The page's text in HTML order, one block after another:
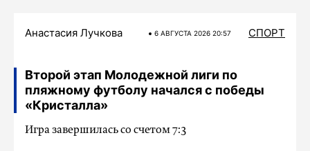
Анастасия Лучкова 6 АВГУСТА 2026 20:57 СПОРТ
Второй этап Молодежной лиги по
пляжному футболу начался с победы
«Кристалла»
Игра завершилась со счетом 7:3